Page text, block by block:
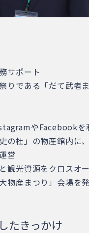
サポート
りである「だて武者
やFacebook
の杜」の物産館内
営
観光資源をクロス
物産まつり」会場
たきっかけ